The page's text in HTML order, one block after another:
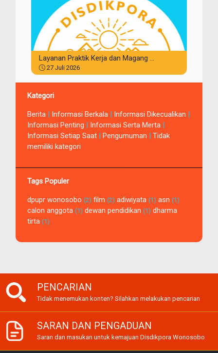
Layanan Praktik Kerja dan Magang ...
27 Juli 2026
Kategori
Berita | Informasi Berkala | Informasi Dikecualikan |
Informasi Penting | Informasi Serta Merta |
Informasi Setiap Saat | Pengumuman | Tidak
memiliki kategori
Tags Populer
dpupr wonosobo (2) film (2) adiwiyata (1) asn (1)
calon anggota (1) dewan pendidikan (1) dharma
tirta (1)
PENCARIAN
Tidak menemukan konten? Silahkan melakukan pencarian
SARAN DAN PENGADUAN
Saran dan masukan untuk kemajuan Disdikpora Wonosobo